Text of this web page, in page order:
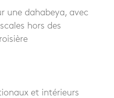
une dahabeya, avec
hors des
et intérieurs